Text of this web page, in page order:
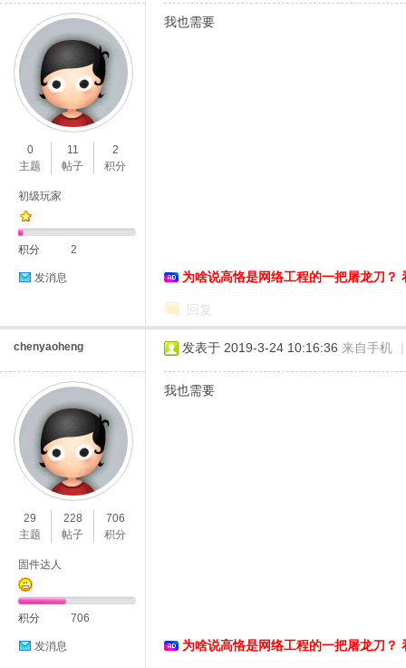
0
主题
11
帖子
2
积分
初级玩家
积分 2
发消息
我也需要
为啥说高恪是网络工程的一把屠龙刀？
回复
chenyaoheng
29
主题
228
帖子
706
积分
固件达人
积分 706
发消息
发表于 2019-3-24 10:16:36 来自手机 |
我也需要
为啥说高恪是网络工程的一把屠龙刀？